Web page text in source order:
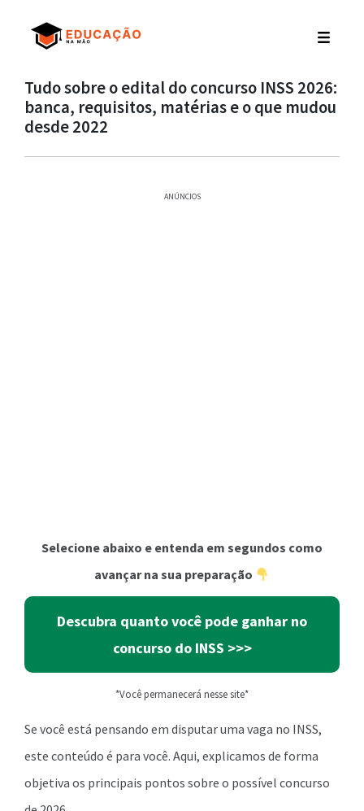
Tudo sobre o edital do concurso INSS 2026:
banca, requisitos, matérias e o que mudou
desde 2022
ANÚNCIOS
Selecione abaixo e entenda em segundos como
avançar na sua preparação
Descubra quanto você pode ganhar no
concurso do INSS >>>
*Você permanecerá nesse site*
Se você está pensando em disputar uma vaga no INSS,
este conteúdo é para você. Aqui, explicamos de forma
objetiva os principais pontos sobre o possível concurso